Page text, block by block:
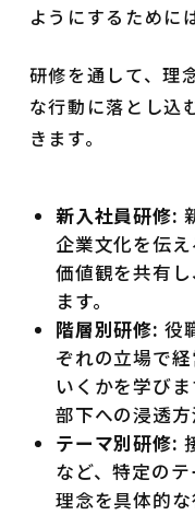
ようにするために
研修を通して、理
な行動に落とし込
きます。
新入社員研修:
企業文化を伝
価値観を共有
ます。
階層別研修: 役
ぞれの立場で
いくかを学び
部下への浸透方
テーマ別研修:
など、特定のテ
理念を具体的な